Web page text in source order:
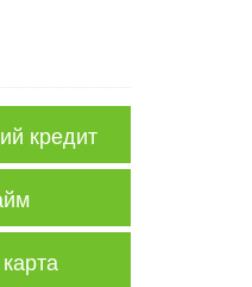
кредит